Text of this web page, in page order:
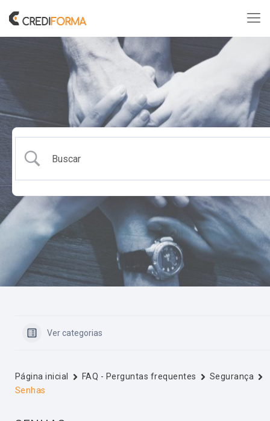
Ver categorias
Página inicial FAQ - Perguntas frequentes
Segurança
Senhas